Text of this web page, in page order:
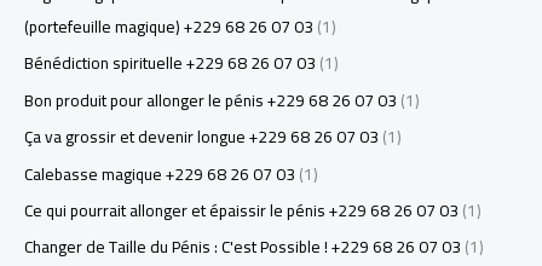
(portefeuille magique) +229 68 26 07 03(1)
Bénédiction spirituelle +229 68 26 07 03(1)
Bon produit pour allonger le pénis +229 68 26 07 03(1)
Ça va grossir et devenir longue +229 68 26 07 03(1)
Calebasse magique +229 68 26 07 03(1)
Ce qui pourrait allonger et épaissir le pénis +229 68 26 07 03(1)
Changer de Taille du Pénis : C'est Possible ! +229 68 26 07 03(1)